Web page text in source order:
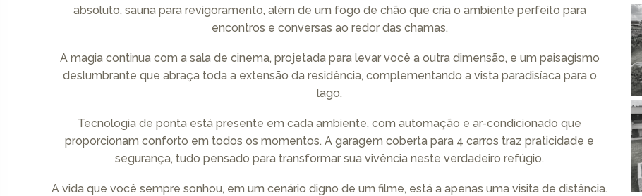
absoluto, sauna para revigoramento, além de um fogo de chão que cria o ambiente perfeito para
encontros e conversas ao redor das chamas.
A magia continua com a sala de cinema, projetada para levar você a outra dimensão, e um paisagismo
deslumbrante que abraça toda a extensão da residência, complementando a vista paradisíaca para o
lago.
Tecnologia de ponta está presente em cada ambiente, com automação e ar-condicionado que
proporcionam conforto em todos os momentos. A garagem coberta para 4 carros traz praticidade e
segurança, tudo pensado para transformar sua vivência neste verdadeiro refúgio.
A vida que você sempre sonhou, em um cenário digno de um filme, está a apenas uma visita de distância.